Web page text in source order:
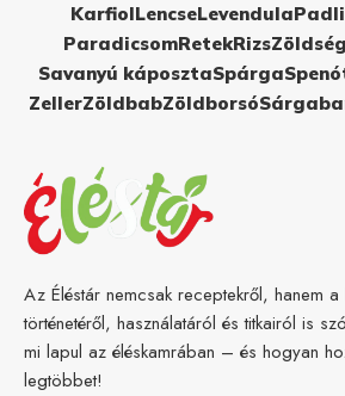
KarfiolLencseLevendula
ParadicsomRetekRizs
Savanyú káposztaSpárga
ZellerZöldbabZöldborsó
Az Éléstár nemcsak receptekről, hanem
történetéről, használatáról és titkairól is
mi lapul az éléskamrában – és hogyan
legtöbbet!